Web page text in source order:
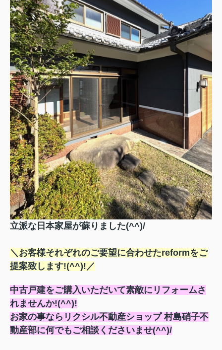
立派な日本家屋が蘇りました(^^)/
＼お客様それぞれのご要望に合わせたreformをご
提案致します!(^^)!／
中古戸建をご購入いただいて素敵にリフォームさ
れませんか!(^^)!
お家の事ならリクシル不動産ショップ 村島硝子不
動産部に何でもご相談くださいませ(^^)/